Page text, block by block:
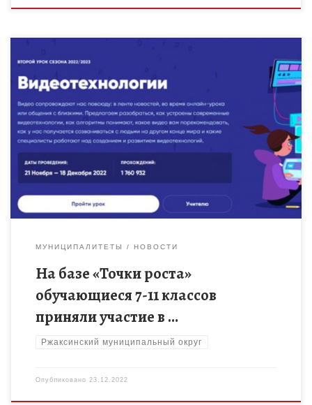
Филиал «МБОУ Ржаксинской сош №2 им.Г.А.Пономарёва» в
с.Каменка .На базе «Точки роста» обучающиеся 7-11 классов
приняли участие в региональном «Уроке цифры» на тему
«Видеотехнологии».
МУНИЦИПАЛИТЕТЫ НОВОСТИ
На базе «Точки роста»
обучающиеся 7-11 классов
приняли участие в …
Ржаксинский муниципальный округ
Опубликовано 23.12.2022